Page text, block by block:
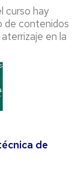
curso hay
de contenidos
en la
de